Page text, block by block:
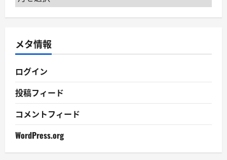
ー
カ
ブ
メタ情報
ログイン
投稿フィード
コメントフィード
WordPress.org